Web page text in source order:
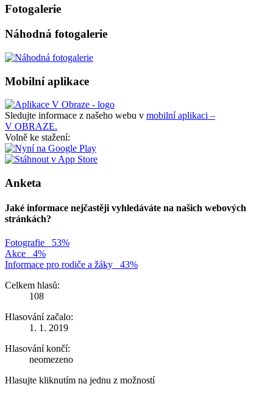
Fotogalerie
Náhodná fotogalerie
Mobilní aplikace
Sledujte informace z našeho webu v mobilní aplikaci –
V OBRAZE.
Volně ke stažení:
Anketa
Jaké informace nejčastěji vyhledáváte na našich webových
stránkách?
Fotografie
53%
Akce
4%
Informace pro rodiče a žáky
43%
Celkem hlasů:
108
Hlasování začalo:
1. 1. 2019
Hlasování končí:
neomezeno
Hlasujte kliknutím na jednu z možností